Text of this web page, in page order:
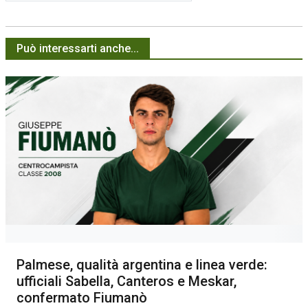
Può interessarti anche...
Palmese, qualità argentina e linea verde:
ufficiali Sabella, Canteros e Meskar,
confermato Fiumanò